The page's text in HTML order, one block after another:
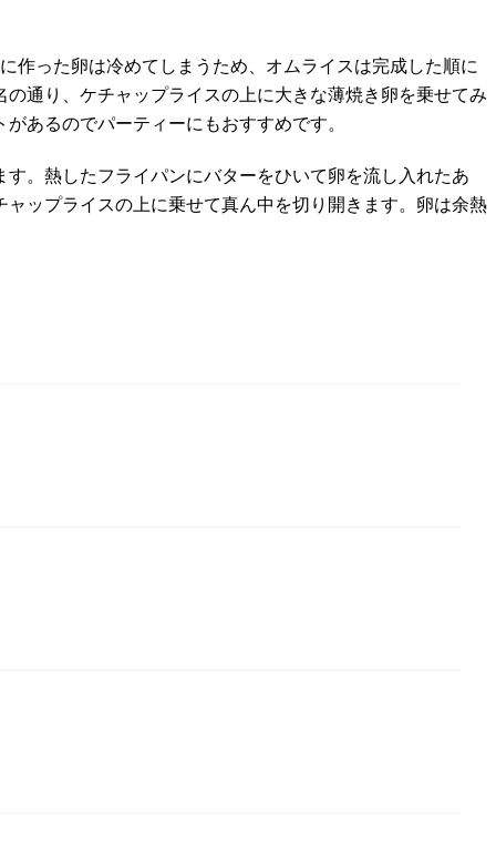
作った卵は冷めてしまうため、オムライスは完成した順に
通り、ケチャップライスの上に大きな薄焼き卵を乗せてみ
あるのでパーティーにもおすすめです。
。熱したフライパンにバターをひいて卵を流し入れたあ
ップライスの上に乗せて真ん中を切り開きます。卵は余熱